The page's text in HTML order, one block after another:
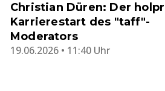
Christian Düren: Der
Karrierestart des "taff"-
Moderators
19.06.2026 • 11:40 Uhr